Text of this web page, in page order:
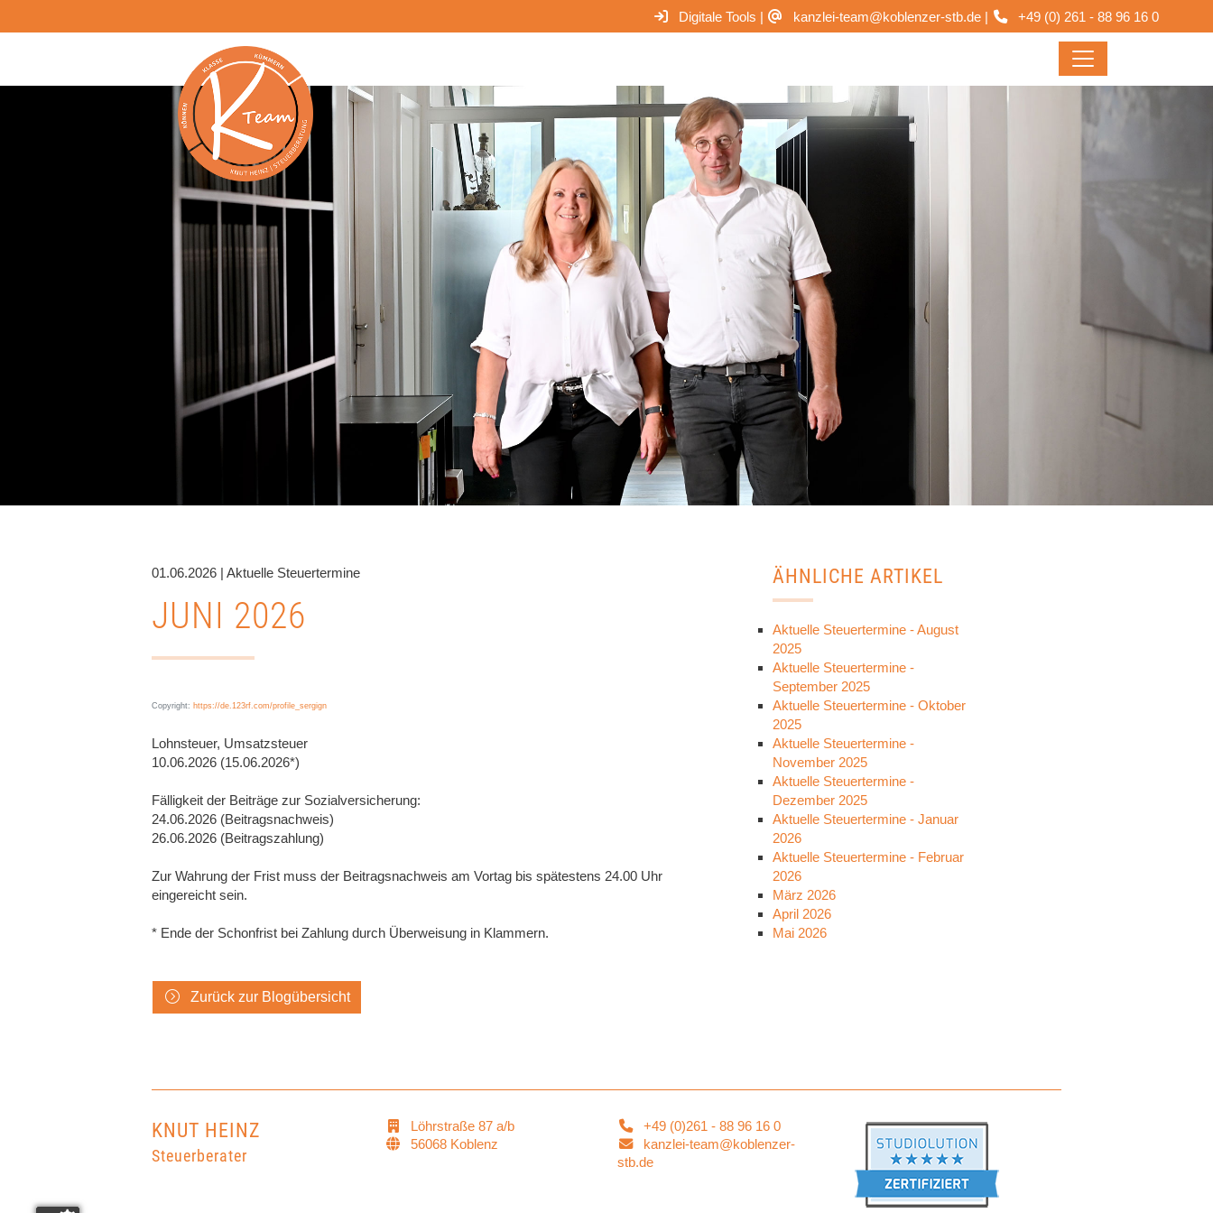
Digitale Tools | kanzlei-team@koblenzer-stb.de| +49 (0) 261 - 88 96 16 0
01.06.2026 | Aktuelle Steuertermine
JUNI 2026
Copyright: https://de.123rf.com/profile_sergign
Lohnsteuer, Umsatzsteuer
10.06.2026 (15.06.2026*)
Fälligkeit der Beiträge zur Sozialversicherung:
24.06.2026 (Beitragsnachweis)
26.06.2026 (Beitragszahlung)
Zur Wahrung der Frist muss der Beitragsnachweis am Vortag bis spätestens 24.00 Uhr
eingereicht sein.
* Ende der Schonfrist bei Zahlung durch Überweisung in Klammern.
Zurück zur Blogübersicht
ÄHNLICHE ARTIKEL
Aktuelle Steuertermine - August
2025
Aktuelle Steuertermine -
September 2025
Aktuelle Steuertermine - Oktober
2025
Aktuelle Steuertermine -
November 2025
Aktuelle Steuertermine -
Dezember 2025
Aktuelle Steuertermine - Januar
2026
Aktuelle Steuertermine - Februar
2026
März 2026
April 2026
Mai 2026
KNUT HEINZ
Steuerberater
Löhrstraße 87 a/b
56068 Koblenz
+49 (0)261 - 88 96 16 0
kanzlei-team@koblenzer-
stb.de